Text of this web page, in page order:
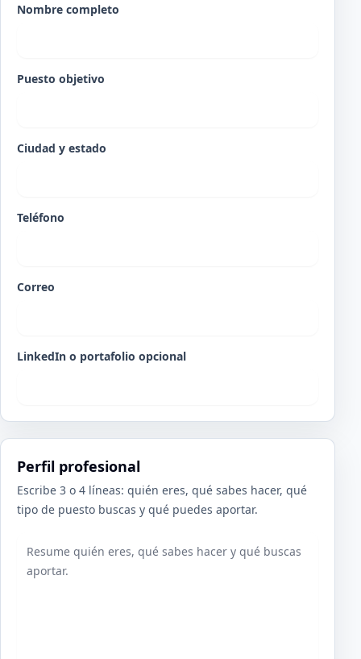
Nombre completo
Puesto objetivo
Ciudad y estado
Teléfono
Correo
LinkedIn o portafolio opcional
Perfil profesional
Escribe 3 o 4 líneas: quién eres, qué sabes hacer, qué
tipo de puesto buscas y qué puedes aportar.